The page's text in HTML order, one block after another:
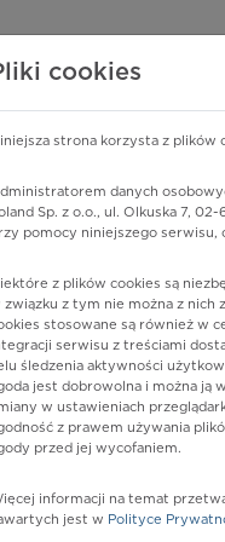
o
PHARMINDEX
lub substancję czynną
Postać:
cookies
strona korzysta z plików
danych
Sp. z o.o., ul. Olkuska 7,
pomocy niniejszego serwisu,
z plików cookies są
związku z tym nie można z nich
stosowane są również w
serwisu z treściami
śledzenia aktywności
jest dobrowolna i można ją
w ustawieniach
z prawem używania
przed jej wycofaniem.
informacji na temat
jest w Polityce